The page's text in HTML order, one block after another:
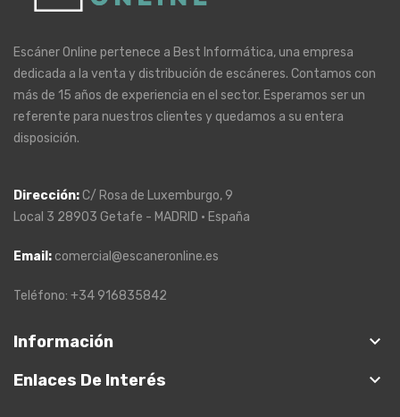
Escáner Online pertenece a Best Informática, una empresa
dedicada a la venta y distribución de escáneres. Contamos con
más de 15 años de experiencia en el sector. Esperamos ser un
referente para nuestros clientes y quedamos a su entera
disposición.
Dirección:C/ Rosa de Luxemburgo, 9
Local 3 28903 Getafe - MADRID · España
Email: comercial@escaneronline.es
Teléfono: +34 916835842
Información keyboard_arrow_down
Enlaces De Interés keyboard_arrow_down